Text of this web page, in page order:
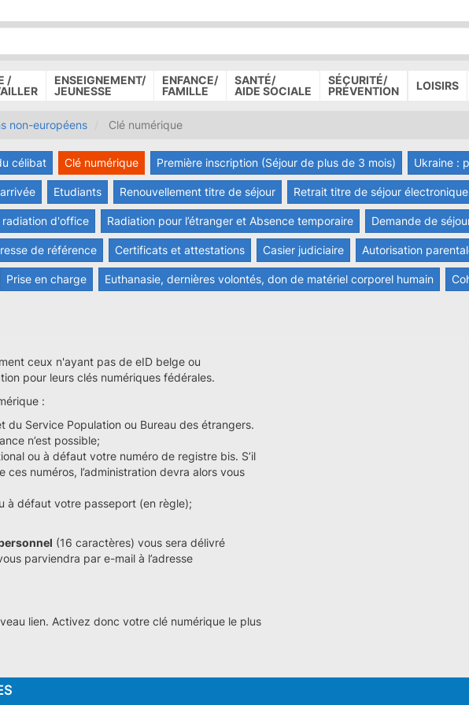
MENU
DE
PAGE
/
ENSEIGNEMENT/
JEUNESSE
ENFANCE/
FAMILLE
SANTÉ/
AIDE SOCIALE
SÉCURITÉ/
PRÉVENTION
LOISIRS
non-européens Clé numérique
célibat Clé numérique Première inscription (Séjour de plus de 3 mois) Ukraine :
Etudiants Renouvellement titre de séjour Retrait titre de séjour électronique
radiation d'office Radiation pour l’étranger et Absence temporaire Demande de
de référence Certificats et attestations Casier judiciaire Autorisation
Prise en charge Euthanasie, dernières volontés, don de matériel corporel humain
ceux n'ayant pas de eID belge ou
pour leurs clés numériques fédérales.
:
du Service Population ou Bureau des étrangers.
n’est possible;
ou à défaut votre numéro de registre bis. S’il
ces numéros, l’administration devra alors vous
à défaut votre passeport (en règle);
(16 caractères) vous sera délivré
parviendra par e-mail à l’adresse
lien. Activez donc votre clé numérique le plus